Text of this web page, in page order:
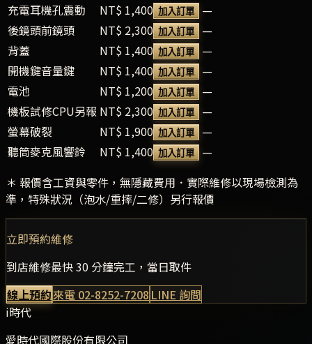
充電耳機孔震動
NT$ 1,400 加入訂單
—
後鏡頭前鏡頭
NT$ 2,300 加入訂單
—
背蓋
NT$ 1,400 加入訂單
—
開機鍵音量鍵
NT$ 1,400 加入訂單
—
電池
NT$ 1,200 加入訂單
—
機板試修CPU另報 NT$ 2,300 加入訂單
—
螢幕破裂
NT$ 1,900 加入訂單
—
聽筒麥克風響鈴
NT$ 1,400 加入訂單
—
＊ 報價含工資與零件，無隱藏費用．實際維修以現場檢測為
準，特殊狀況（泡水/重摔/二修）另行報價
立即預約維修
到店維修最快 30 分鐘完工，當日取件
線上預約來電 02-8252-7208 LINE 詢問
i時代
愛時代國際股份有限公司